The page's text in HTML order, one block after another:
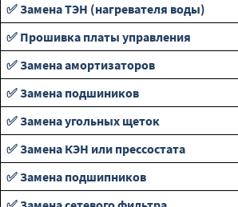
✅ Замена ТЭН (нагревателя воды)
✅ Прошивка платы управления
✅ Замена амортизаторов
✅ Замена подшиников
✅ Замена угольных щеток
✅ Замена КЭН или прессостата
✅ Замена подшипников